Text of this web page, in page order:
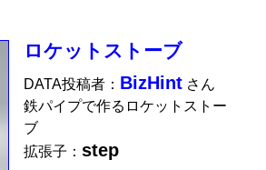
ロケットストーブ
DATA投稿者： BizHint さん
鉄パイプで作るロケットストー
ブ
拡張子：step